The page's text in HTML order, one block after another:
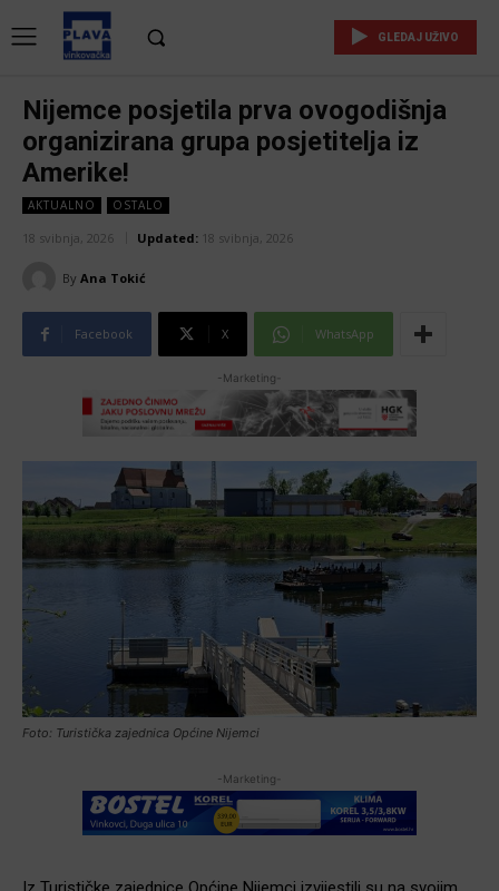
GLEDAJ UŽIVO
Nijemce posjetila prva ovogodišnja
organizirana grupa posjetitelja iz
Amerike!
AKTUALNO OSTALO
18 svibnja, 2026 Updated: 18 svibnja, 2026
By Ana Tokić
Facebook X WhatsApp
-Marketing-
Foto: Turistička zajednica Općine Nijemci
-Marketing-